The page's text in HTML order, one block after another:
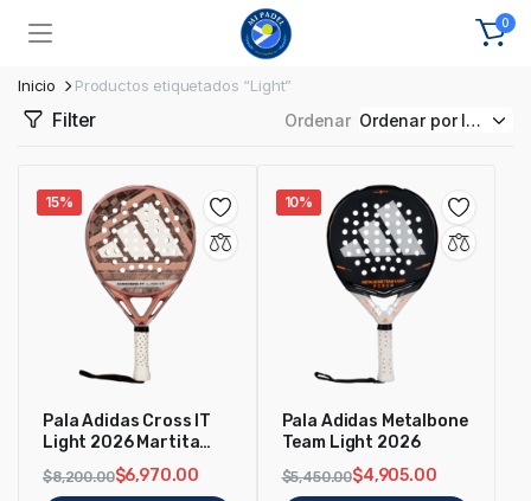
0
Inicio Productos etiquetados “Light”
Filter Ordenar
15%
Pala Adidas Cross IT
Light 2026 Martita
$8,200.00$6,970.00
10%
Pala Adidas Metalbone
Team Light 2026
$5,450.00$4,905.00